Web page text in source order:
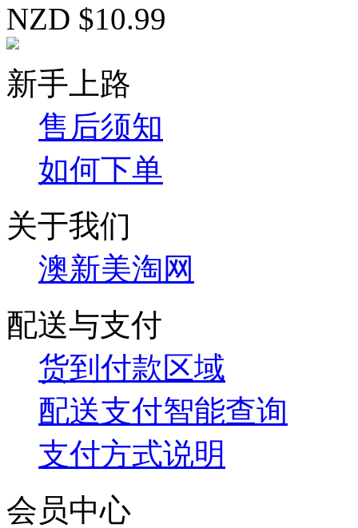
NZD $10.99
新手上路
售后须知
如何下单
关于我们
澳新美淘网
配送与支付
货到付款区域
配送支付智能查询
支付方式说明
会员中心